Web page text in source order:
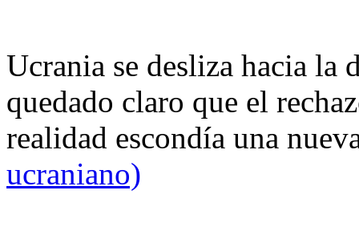
Ucrania se desliza hacia
quedado claro que el
realidad escondía una
ucraniano)